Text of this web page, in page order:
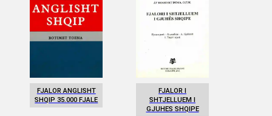
FJALOR ANGLISHT
SHQIP 35.000 FJALE
FJALOR I
SHTJELLUEM I
GJUHES SHQIPE